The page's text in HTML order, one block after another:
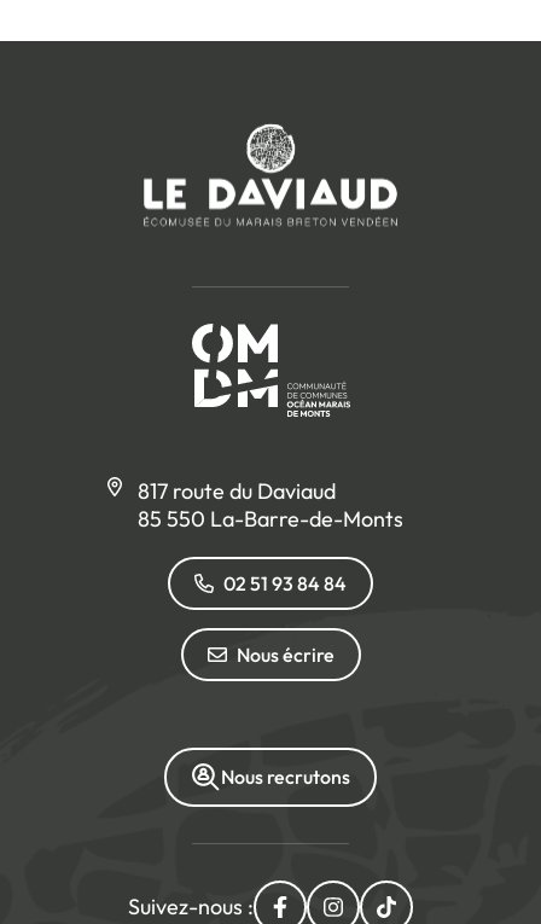
817 route du Daviaud
85 550 La-Barre-de-Monts
02 51 93 84 84
Nous écrire
Nous recrutons
Suivez-nous : Lien vers le compte
Lien vers le compte
Lien vers le